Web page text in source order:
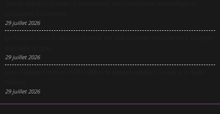
29 juillet 2026
29 juillet 2026
29 juillet 2026